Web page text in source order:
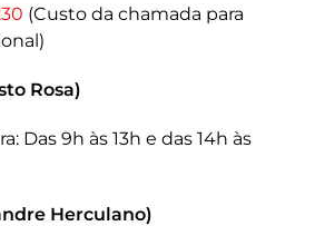
(Custo da chamada para
Rosa)
Das 9h às 13h e das 14h às
Herculano)